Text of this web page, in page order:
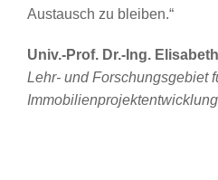
Austausch zu bleiben.“
Univ.-Prof. Dr.-Ing.
Lehr- und Forschungsgebiet
Immobilienprojektentwicklung